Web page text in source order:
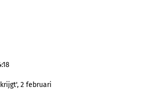
2 februari